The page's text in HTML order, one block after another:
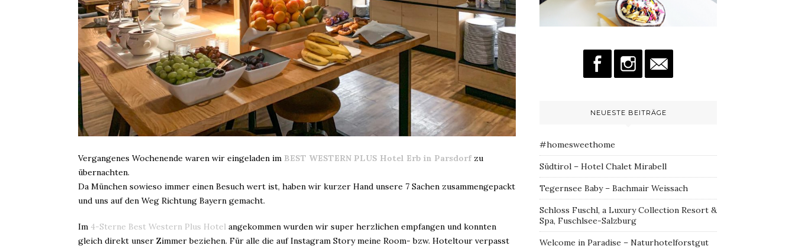
Vergangenes Wochenende waren wir eingeladen im BEST WESTERN PLUS Hotel Erb in Parsdorf zu
übernachten.
Da München sowieso immer einen Besuch wert ist, haben wir kurzer Hand unsere 7 Sachen zusammengepackt
und uns auf den Weg Richtung Bayern gemacht.
Im 4-Sterne Best Western Plus Hotel angekommen wurden wir super herzlichen empfangen und konnten
gleich direkt unser Zimmer beziehen. Für alle die auf Instagram Story meine Room- bzw. Hoteltour verpasst
NEUESTE BEITRÄGE
#homesweethome
Südtirol – Hotel Chalet Mirabell
Tegernsee Baby – Bachmair Weissach
Schloss Fuschl, a Luxury Collection Resort &
Spa, Fuschlsee-Salzburg
Welcome in Paradise – Naturhotelforstgut